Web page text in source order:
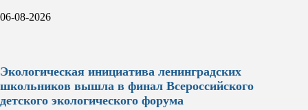
06-08-2026
Экологическая инициатива ленинградских
школьников вышла в финал Всероссийского
детского экологического форума